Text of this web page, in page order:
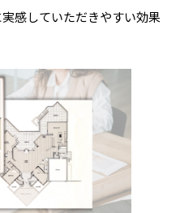
感していただきやすい効果